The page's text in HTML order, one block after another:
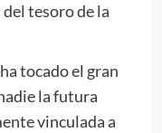
tesoro de la
tocado el gran
la futura
vinculada a